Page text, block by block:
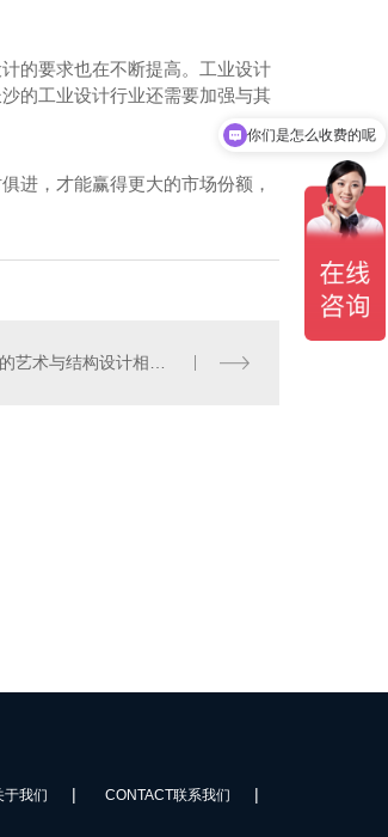
的要求也在不断提高。工业设计
的工业设计行业还需要加强与其
进，才能赢得更大的市场份额，
探索长沙当代建筑中的艺术与结构设计相融合
于我们 | CONTACT联系我们 |
你们是怎么收费的呢